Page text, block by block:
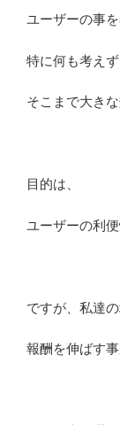
ユーザーの事
特に何も考え
そこまで大き
目的は、
ユーザーの利
ですが、私達の
報酬を伸ばす事